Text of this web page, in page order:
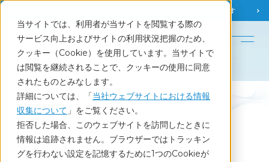
当サイトでは、利用者が当サイトを閲覧する際の
サービス向上およびサイトの利用状況把握のため、
クッキー（Cookie）を使用しています。当サイトで
は閲覧を継続されることで、クッキーの使用に同意
されたものとみなします。
詳細については、「当社ウェブサイトにおける情報
収集について 」をご覧ください。
拒否した場合、このウェブサイトを訪問したときに
情報は追跡されません。ブラウザーではトラッキン
グを行わない設定を記憶するために1つのCookieが
お役立ち情報を探す
English
Service
ブランド戦略サーベイ
2025総合評価ランキング